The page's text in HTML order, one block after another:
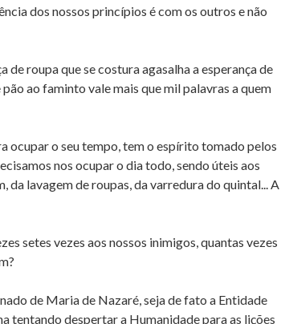
dos nossos princípios é com os outros e não
de roupa que se costura agasalha a esperança de
ao faminto vale mais que mil palavras a quem
ocupar o seu tempo, tem o espírito tomado pelos
nos ocupar o dia todo, sendo úteis aos
da lavagem de roupas, da varredura do quintal... A
setes vezes aos nossos inimigos, quantas vezes
de Maria de Nazaré, seja de fato a Entidade
tentando despertar a Humanidade para as lições